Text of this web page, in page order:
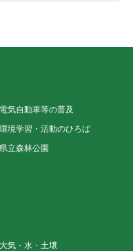
電気自動車等の普及
環境学習・活動のひろば
県立森林公園
大気・水・土壌